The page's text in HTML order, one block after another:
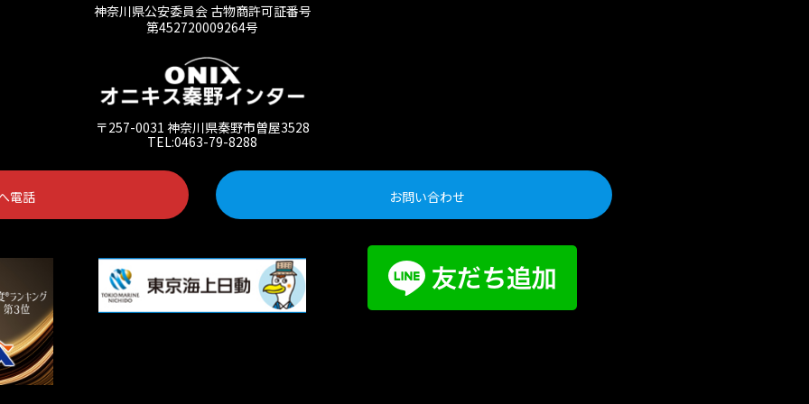
神奈川県公安委員会 古物商許可証番号
第452720009264号
〒257-0031 神奈川県秦野市曽屋3528
TEL:0463-79-8288
電話 お問い合わせ